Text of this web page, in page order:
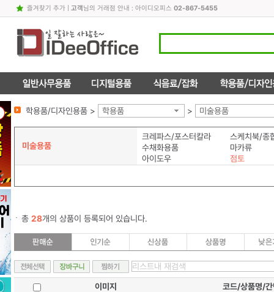
즐겨찾기 추가| 고객님의 거래점 안내 : 아이디오피스 02-867-5455
학용품/디자인용품 > 학용품 > 미술용품
미술용품
크레파스/포스터칼라
스케치북/종
수채화용품
마카류
아이도우
점토
총 28개의 상품이 등록되어 있습니다.
이미지 코드/상품명/간